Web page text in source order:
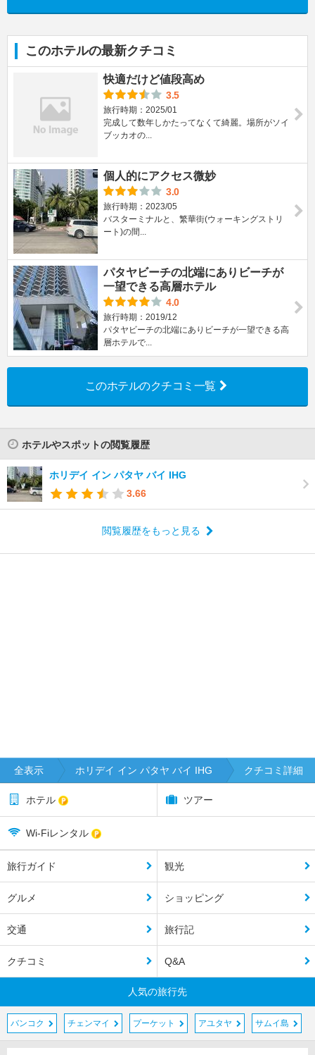
このホテルの最新クチコミ
快適だけど値段高め
3.5
旅行時期：2025/01
完成して数年しかたってなくて綺麗。場所がソイ
ブッカオの...
個人的にアクセス微妙
3.0
旅行時期：2023/05
バスターミナルと、繁華街(ウォーキングストリ
ート)の間...
パタヤビーチの北端にありビーチが
一望できる高層ホテル
4.0
旅行時期：2019/12
パタヤビーチの北端にありビーチが一望できる高
層ホテルで...
このホテルのクチコミ一覧
ホテルやスポットの閲覧履歴
ホリデイ イン パタヤ バイ IHG
3.66
閲覧履歴をもっと見る
全表示 ホリデイ イン パタヤ バイ IHG クチコミ詳細
ホテル ツアー
Wi-Fiレンタル
旅行ガイド 観光
グルメ ショッピング
交通 旅行記
クチコミ Q&A
人気の旅行先
バンコク チェンマイ プーケット アユタヤ サムイ島